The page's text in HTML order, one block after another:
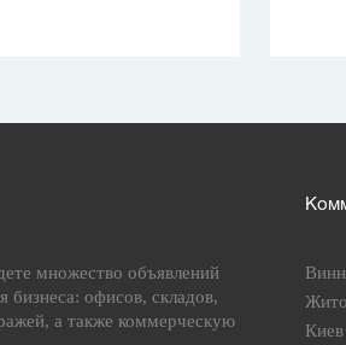
множество объявлений
бизнеса: офисов, складов,
а также коммерческую
Киев